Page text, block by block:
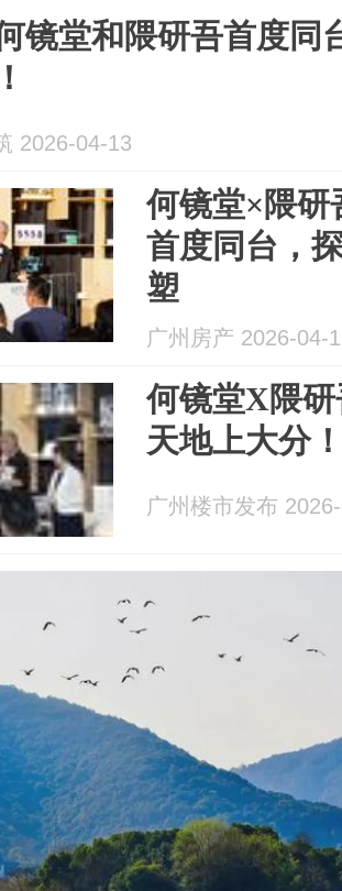
镜堂和隈研吾首度同
2026-04-13
何镜堂×隈研
首度同台，
塑
广州房产 2026-04-
何镜堂X隈
天地上大分
广州楼市发布